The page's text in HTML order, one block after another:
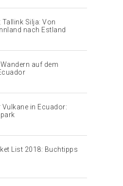
Silja: Von
nach Estland
auf dem
in Ecuador:
List 2018: Buchtipps